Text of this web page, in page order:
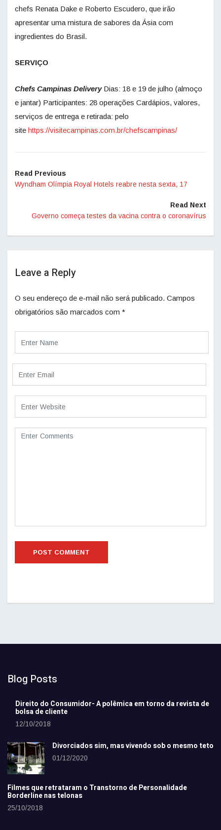
chefs Renata Dake e Roberto Escudero, que irão
apresentar uma mistura de sabores da Ásia com
ingredientes do Brasil.
SERVIÇO
Chefs Campinas DeliveryDias: 18 e 19 de julho (almoço
e jantar) Participantes: 28 operações Cardápios, valores,
serviços de entrega e retirada: pelo
site https://visitecampinas.com.br/chefscampinas/
Read Previous
Wyndham Olímpia Royal Hotels reabre nesta sexta, 17
Read Next
Governo começa testes da vacina contra o coronavírus
Leave a Reply
O seu endereço de e-mail não será publicado. Campos
obrigatórios são marcados com *
Blog Posts
Direito do Consumidor- A polêmica em torno da revista de
bolsa de cliente
12/10/2018
Divorciados sim, mas vivendo sob o mesmo teto
01/12/2020
Filmes que retrataram o Transtorno de Personalidade
Borderline nas telonas
25/10/2018